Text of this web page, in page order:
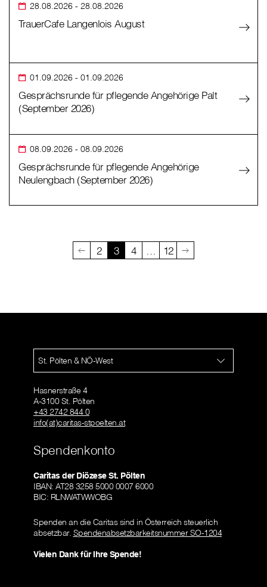
28.08.2026 - 28.08.2026
TrauerCafe Langenlois August
01.09.2026 - 01.09.2026
Gesprächsrunde für pflegende Angehörige Palt
(September 2026)
08.09.2026 - 08.09.2026
Gesprächsrunde für pflegende Angehörige
Neulengbach (September 2026)
2 3 4 … 12
St. Pölten & NÖ-West
Hasnerstraße 4
A-3100 St. Pölten
+43 2742 844 0
info(at)caritas-stpoelten.at
Spendenkonto
Caritas der Diözese St. Pölten
IBAN: AT28 3258 5000 0007 6000
BIC: RLNWATWWOBG
Spenden an die Caritas sind in Österreich steuerlich
absetzbar. Spendenabsetzbarkeitsnummer SO-1204
Vielen Dank für Ihre Spende!